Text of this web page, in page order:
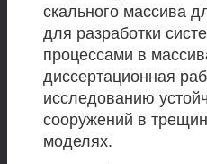
скального массива
для разработки
процессами в
диссертационная
исследованию
сооружений в
моделях.